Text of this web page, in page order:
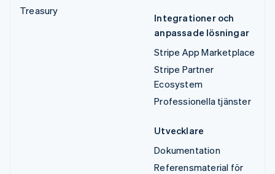
Treasury
Integrationer och
anpassade lösningar
Stripe App Marketplace
Stripe Partner
Ecosystem
Professionella tjänster
Utvecklare
Dokumentation
Referensmaterial för